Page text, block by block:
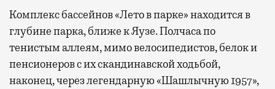
Комплекс бассейнов «Лето в парке» находится в
глубине парка, ближе к Яузе. Полчаса по
тенистым аллеям, мимо велосипедистов, белок и
пенсионеров с их скандинавской ходьбой,
наконец, через легендарную «Шашлычную 1957»,